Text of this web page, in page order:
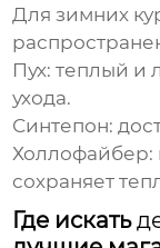
Для зимних
Пух: теплый и
ухода.
Синтепон:
Холлофайбер:
сохраняет
Где искать